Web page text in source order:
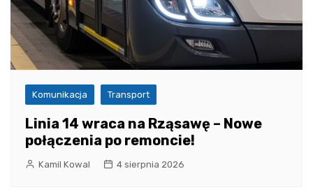
Komunikacja Transport
Linia 14 wraca na Rząsawę – Nowe
połączenia po remoncie!
Kamil Kowal 4 sierpnia 2026